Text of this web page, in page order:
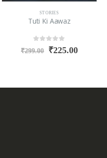
STORIES
Tuti Ki Aawaz
out of 5
₹299.00 ₹225.00